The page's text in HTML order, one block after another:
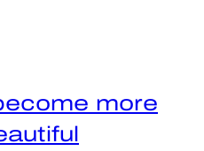
more